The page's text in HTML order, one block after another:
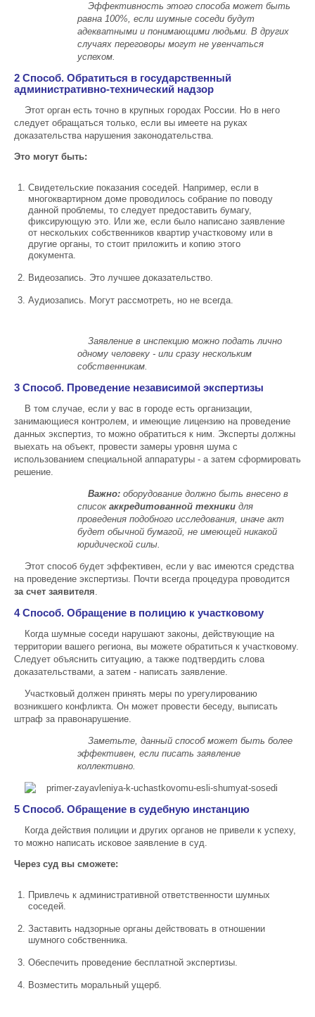
Эффективность этого способа может быть
равна 100%, если шумные соседи будут
адекватными и понимающими людьми. В других
случаях переговоры могут не увенчаться
успехом.
2 Способ. Обратиться в государственный
административно-технический надзор
Этот орган есть точно в крупных городах России. Но в него
следует обращаться только, если вы имеете на руках
доказательства нарушения законодательства.
Это могут быть:
Свидетельские показания соседей. Например, если в
многоквартирном доме проводилось собрание по поводу
данной проблемы, то следует предоставить бумагу,
фиксирующую это. Или же, если было написано заявление
от нескольких собственников квартир участковому или в
другие органы, то стоит приложить и копию этого
документа.
Видеозапись. Это лучшее доказательство.
Аудиозапись. Могут рассмотреть, но не всегда.
Заявление в инспекцию можно подать лично
одному человеку - или сразу нескольким
собственникам.
3 Способ. Проведение независимой экспертизы
В том случае, если у вас в городе есть организации,
занимающиеся контролем, и имеющие лицензию на проведение
данных экспертиз, то можно обратиться к ним. Эксперты должны
выехать на объект, провести замеры уровня шума с
использованием специальной аппаратуры - а затем сформировать
решение.
Важно: оборудование должно быть внесено в
список аккредитованной техники для
проведения подобного исследования, иначе акт
будет обычной бумагой, не имеющей никакой
юридической силы.
Этот способ будет эффективен, если у вас имеются средства
на проведение экспертизы. Почти всегда процедура проводится
за счет заявителя.
4 Способ. Обращение в полицию к участковому
Когда шумные соседи нарушают законы, действующие на
территории вашего региона, вы можете обратиться к участковому.
Следует объяснить ситуацию, а также подтвердить слова
доказательствами, а затем - написать заявление.
Участковый должен принять меры по урегулированию
возникшего конфликта. Он может провести беседу, выписать
штраф за правонарушение.
Заметьте, данный способ может быть более
эффективен, если писать заявление
коллективно.
5 Способ. Обращение в судебную инстанцию
Когда действия полиции и других органов не привели к успеху,
то можно написать исковое заявление в суд.
Через суд вы сможете:
Привлечь к административной ответственности шумных
соседей.
Заставить надзорные органы действовать в отношении
шумного собственника.
Обеспечить проведение бесплатной экспертизы.
Возместить моральный ущерб.